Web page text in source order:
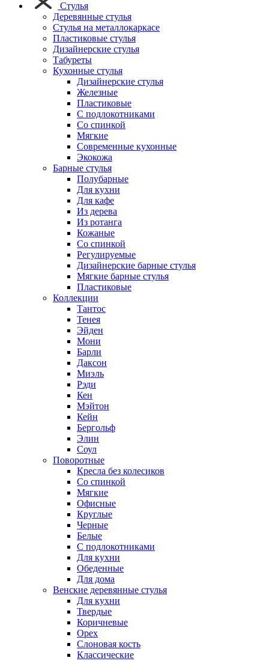
Стулья
Деревянные стулья
Стулья на металлокаркасе
Пластиковые стулья
Дизайнерские стулья
Табуреты
Кухонные стулья
Дизайнерские стулья
Железные
Пластиковые
С подлокотниками
Со спинкой
Мягкие
Современные кухонные
Экокожа
Барные стулья
Полубарные
Для кухни
Для кафе
Из дерева
Из ротанга
Кожаные
Со спинкой
Регулируемые
Дизайнерские барные стулья
Мягкие барные стулья
Пластиковые
Коллекции
Тантос
Тенея
Эйден
Мони
Барли
Даксон
Миэль
Рэди
Кен
Мэйтон
Кейн
Бергольф
Элин
Соул
Поворотные
Кресла без колесиков
Со спинкой
Мягкие
Офисные
Круглые
Черные
Белые
С подлокотниками
Для кухни
Обеденные
Для дома
Венские деревянные стулья
Для кухни
Твердые
Коричневые
Орех
Слоновая кость
Классические